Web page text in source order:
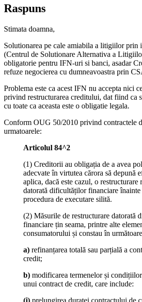
Raspuns
Stimata doamna,
Solutionarea pe cale amiabila a litigiilor
(Centrul de Solutionare Alternativa a
obligatorie pentru IFN-uri si banci, asadar
refuze negocierea cu dumneavoastra prin
Problema este ca acest IFN nu accepta nici
privind restructurarea creditului, dat fiind ca
cu toate ca aceasta este o obligatie legala.
Conform OUG 50/2010 privind contractele
urmatoarele:
Articolul 84^2
(1) Creditorii au obligația de a avea
adecvate în virtutea cărora să depună
aplica, dacă este cazul, o restructurare
datorată dificultăților financiare înainte
procedura de executare silită.
(2) Măsurile de restructurare datorată
financiare țin seama, printre alte
consumatorului și constau în
a) refinanțarea totală sau parțială a
credit;
b) modificarea termenelor și
unui contract de credit, care include:
(i) prelungirea duratei contractului de